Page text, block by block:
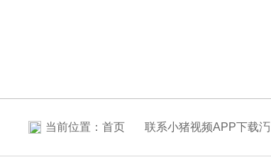
当前位置： 首页 联系小猪视频APP下载汅